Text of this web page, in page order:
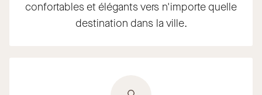
confortables et élégants vers n'importe quelle
destination dans la ville.